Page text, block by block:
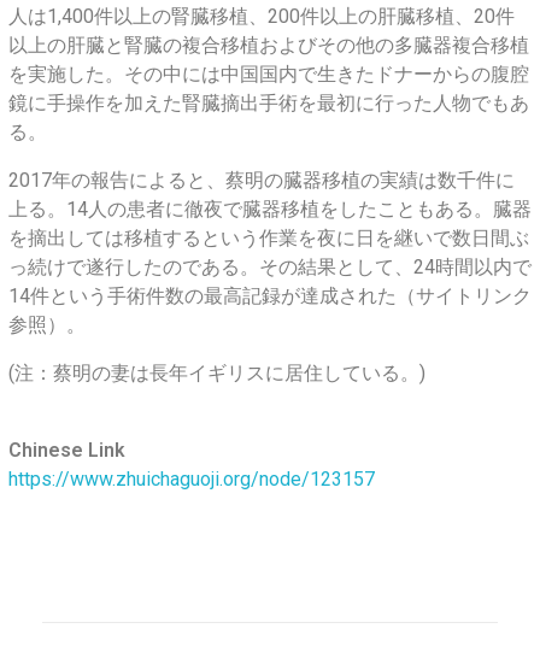
人は1,400件以上の腎臓移植、200件以上の肝臓移植、20件
以上の肝臓と腎臓の複合移植およびその他の多臓器複合移植
を実施した。その中には中国国内で生きたドナーからの腹腔
鏡に手操作を加えた腎臓摘出手術を最初に行った人物でもあ
る。
2017年の報告によると、蔡明の臓器移植の実績は数千件に
上る。14人の患者に徹夜で臓器移植をしたこともある。臓器
を摘出しては移植するという作業を夜に日を継いで数日間ぶ
っ続けで遂行したのである。その結果として、24時間以内で
14件という手術件数の最高記録が達成された（サイトリンク
参照）。
(注：蔡明の妻は長年イギリスに居住している。)
Chinese Link
https://www.zhuichaguoji.org/node/123157